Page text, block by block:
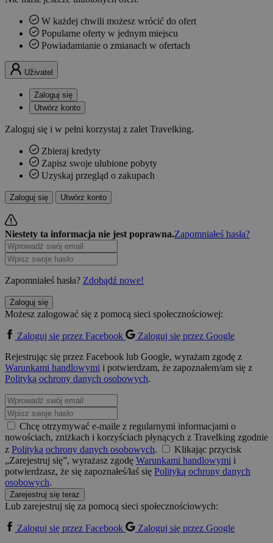
W każdej chwili możesz wrócić do ofert
Popularne oferty w jednym miejscu
Powiadamianie o zmianach w ofertach
Uživatel
Zaloguj się
Utwórz konto
Zaloguj się i w pełni korzystaj z zalet Travelking.
Zbieraj kredyty
Zapisz swoje ulubione pobyty
Uzyskaj przegląd o zakupach
Zaloguj się Utwórz konto
Niestety ta informacja nie jest poprawna.Zapomniałeś hasła?
Zapomniałeś hasła? Zdobądź nowe!
Zaloguj się
Możesz zalogować się z pomocą sieci społecznościowej:
Zaloguj się przez Facebook
Zaloguj się przez Google
Rejestrując się przez Facebook lub Google, wyrażam zgodę z
Warunkami handlowymi i potwierdzam, że zapoznałem/am się z
Polityką ochrony danych osobowych.
Chcę otrzymywać e-maile z regularnymi informacjami o
nowościach, zniżkach i korzyściach płynących z Travelking zgodnie
z Polityką ochrony danych osobowych.
Klikając przycisk
„Zarejestruj się”, wyrażasz zgodę Warunkami handlowymi i
potwierdzasz, że się zapoznałeś/łaś się Polityką ochrony danych
osobowych.
Zarejestruj się teraz
Lub zarejestruj się za pomocą sieci społecznościowych:
Zaloguj się przez Facebook
Zaloguj się przez Google